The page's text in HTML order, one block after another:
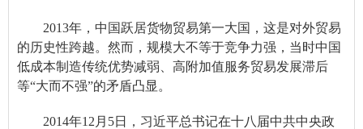
2013年，中国跃居货物贸易第一大国，这是对外贸易
的历史性跨越。然而，规模大不等于竞争力强，当时中国
低成本制造传统优势减弱、高附加值服务贸易发展滞后
等“大而不强”的矛盾凸显。
2014年12月5日，习近平总书记在十八届中共中央政